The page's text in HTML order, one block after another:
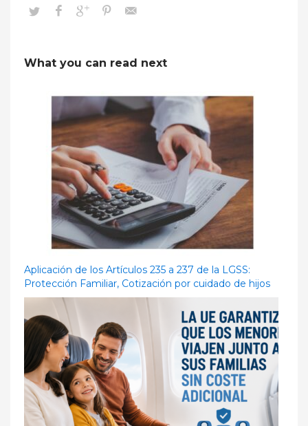
What you can read next
Aplicación de los Artículos 235 a 237 de la LGSS:
Protección Familiar, Cotización por cuidado de hijos